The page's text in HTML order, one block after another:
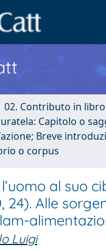
02. Contributo in libro
Capitolo o
Breve
o corpus
al suo
24). Alle
Luigi